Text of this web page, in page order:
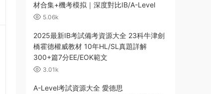
材合集+機考模拟｜深度對比IB/A-Level
5.06k
2025最新IB考試備考資源大全 23科牛津劍
橋霍德權威教材 10年HL/SL真題詳解
300+篇7分EE/EOK範文
3.01k
A-Level考試資源大全 愛德思